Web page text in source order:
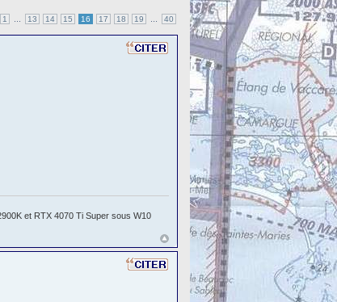
1 13 14 15 16 17 18 19 40
et RTX 4070 Ti Super sous W10